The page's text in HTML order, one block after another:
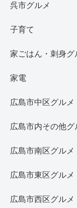
呉市グルメ
子育て
家ごはん・刺身グ
家電
広島市中区グルメ
広島市内その他グ
広島市南区グルメ
広島市東区グルメ
広島市西区グルメ